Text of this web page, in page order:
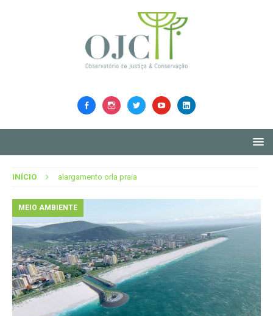
INÍCIO alargamento orla praia
MEIO AMBIENTE